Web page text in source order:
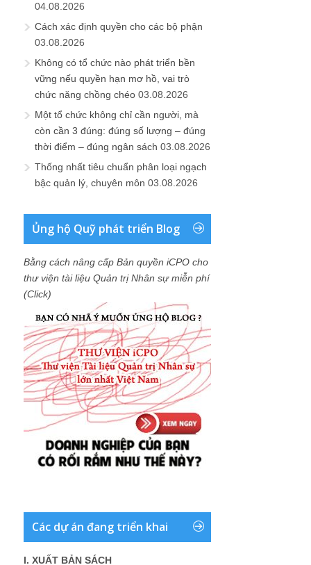
04.08.2026
Cách xác định quyền cho các bộ phận
03.08.2026
Không có tổ chức nào phát triển bền
vững nếu quyền hạn mơ hồ, vai trò
chức năng chồng chéo 03.08.2026
Một tổ chức không chỉ cần người, mà
còn cần 3 đúng: đúng số lượng – đúng
thời điểm – đúng ngân sách 03.08.2026
Thống nhất tiêu chuẩn phân loại ngạch
bậc quản lý, chuyên môn 03.08.2026
Ủng hộ Quỹ phát triển Blog
Bằng cách nâng cấp Bản quyền iCPO cho
thư viện tài liệu Quản trị Nhân sự miễn phí
(Click)
Các dự án đang triển khai
I. XUẤT BẢN SÁCH